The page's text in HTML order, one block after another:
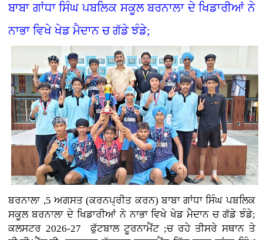
ਬਾਬਾ ਗਾਂਧਾ ਸਿੰਘ ਪਬਲਿਕ ਸਕੂਲ ਬਰਨਾਲਾ ਦੇ ਖਿਡਾਰੀਆਂ ਨੇ
ਨਾਭਾ ਵਿਖੇ ਖੇਡ ਮੈਦਾਨ ਚ ਗੱਡੇ ਝੰਡੇ;
ਬਰਨਾਲਾ ,5 ਅਗਸਤ (ਕਰਨਪ੍ਰੀਤ ਕਰਨ) ਬਾਬਾ ਗਾਂਧਾ ਸਿੰਘ ਪਬਲਿਕ
ਸਕੂਲ ਬਰਨਾਲਾ ਦੇ ਖਿਡਾਰੀਆਂ ਨੇ ਨਾਭਾ ਵਿਖੇ ਖੇਡ ਮੈਦਾਨ ਚ ਗੱਡੇ ਝੰਡੇ;
ਕਲਸਟਰ 2026-27 ਫੁੱਟਬਾਲ ਟੂਰਨਾਮੈਂਟ ;ਚ ਰਹੇ ਤੀਸਰੇ ਸਥਾਨ ਤੇ